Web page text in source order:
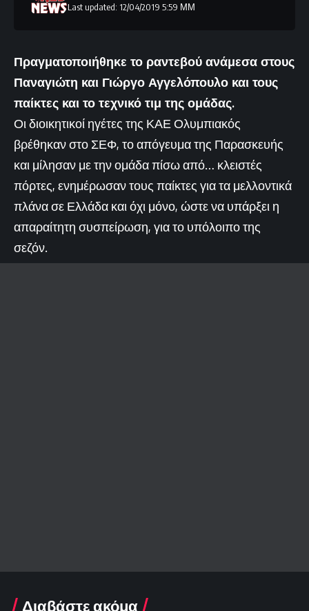
Last updated: 12/04/2019 5:59 ΜΜ
Πραγματοποιήθηκε το ραντεβού ανάμεσα στους
Παναγιώτη και Γιώργο Αγγελόπουλο και τους
παίκτες και το τεχνικό τιμ της ομάδας.
Οι διοικητικοί ηγέτες της ΚΑΕ Ολυμπιακός
βρέθηκαν στο ΣΕΦ, το απόγευμα της Παρασκευής
και μίλησαν με την ομάδα πίσω από… κλειστές
πόρτες, ενημέρωσαν τους παίκτες για τα μελλοντικά
πλάνα σε Ελλάδα και όχι μόνο, ώστε να υπάρξει η
απαραίτητη συσπείρωση, για το υπόλοιπο της
σεζόν.
Διαβάστε ακόμα